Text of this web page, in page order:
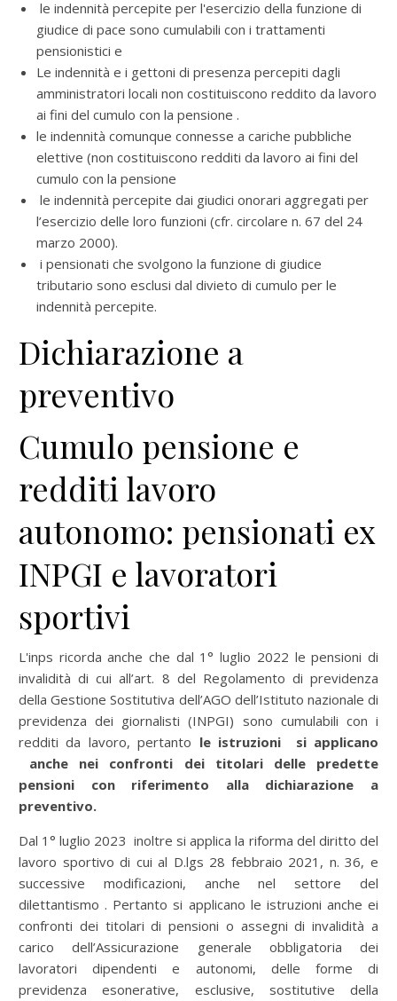
le indennità percepite per l'esercizio della funzione di
giudice di pace sono cumulabili con i trattamenti
pensionistici e
Le indennità e i gettoni di presenza percepiti dagli
amministratori locali non costituiscono reddito da lavoro
ai fini del cumulo con la pensione .
le indennità comunque connesse a cariche pubbliche
elettive (non costituiscono redditi da lavoro ai fini del
cumulo con la pensione
le indennità percepite dai giudici onorari aggregati per
l’esercizio delle loro funzioni (cfr. circolare n. 67 del 24
marzo 2000).
i pensionati che svolgono la funzione di giudice
tributario sono esclusi dal divieto di cumulo per le
indennità percepite.
Dichiarazione a
preventivo
Cumulo pensione e
redditi lavoro
autonomo: pensionati ex
INPGI e lavoratori
sportivi
L'inps ricorda anche che dal 1° luglio 2022 le pensioni di
invalidità di cui all’art. 8 del Regolamento di previdenza
della Gestione Sostitutiva dell’AGO dell’Istituto nazionale di
previdenza dei giornalisti (INPGI) sono cumulabili con i
redditi da lavoro, pertanto le istruzioni si applicano
anche nei confronti dei titolari delle predette
pensioni con riferimento alla dichiarazione a
preventivo.
Dal 1° luglio 2023 inoltre si applica la riforma del diritto del
lavoro sportivo di cui al D.lgs 28 febbraio 2021, n. 36, e
successive modificazioni, anche nel settore del
dilettantismo . Pertanto si applicano le istruzioni anche ei
confronti dei titolari di pensioni o assegni di invalidità a
carico dell’Assicurazione generale obbligatoria dei
lavoratori dipendenti e autonomi, delle forme di
previdenza esonerative, esclusive, sostitutive della